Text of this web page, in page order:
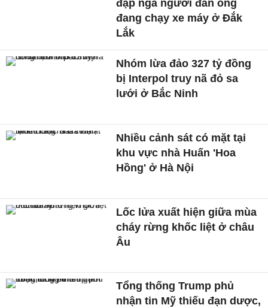
đạp ngã người đàn ông
đang chạy xe máy ở Đắk
Lắk
Nhóm lừa đảo 327 tỷ đồng
bị Interpol truy nã đỏ sa
lưới ở Bắc Ninh
Nhiều cảnh sát có mặt tại
khu vực nhà Huấn 'Hoa
Hồng' ở Hà Nội
Lốc lửa xuất hiện giữa mùa
cháy rừng khốc liệt ở châu
Âu
Tổng thống Trump phủ
nhận tin Mỹ thiếu đạn dược,